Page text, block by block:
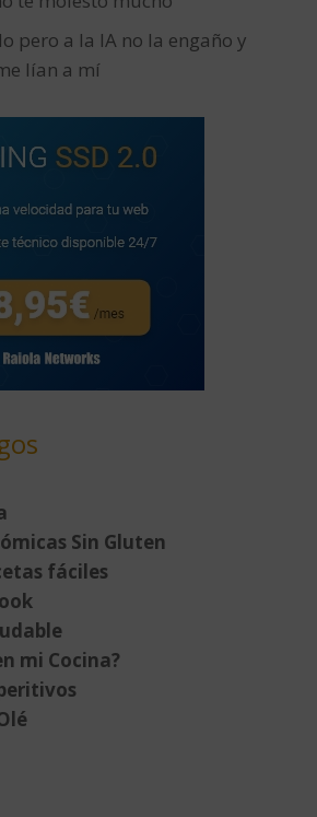
pero a la IA no la engaño y
lían a mí
Sin Gluten
fáciles
mi Cocina?